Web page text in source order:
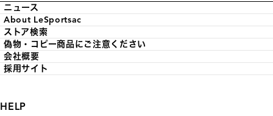
ニュース
About LeSportsac
ストア検索
偽物・コピー商品にご注意ください
会社概要
採用サイト
HELP